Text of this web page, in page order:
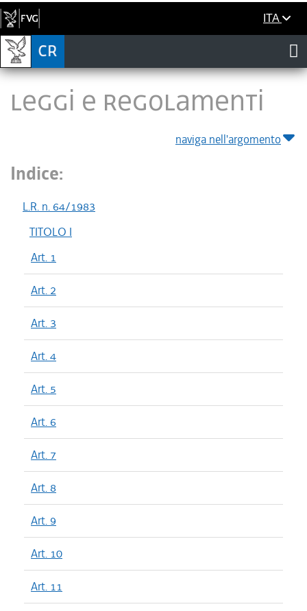
ITA
LEGGI E REGOLAMENTI
naviga nell'argomento
Indice:
L.R. n. 64/1983
TITOLO I
Art. 1
Art. 2
Art. 3
Art. 4
Art. 5
Art. 6
Art. 7
Art. 8
Art. 9
Art. 10
Art. 11